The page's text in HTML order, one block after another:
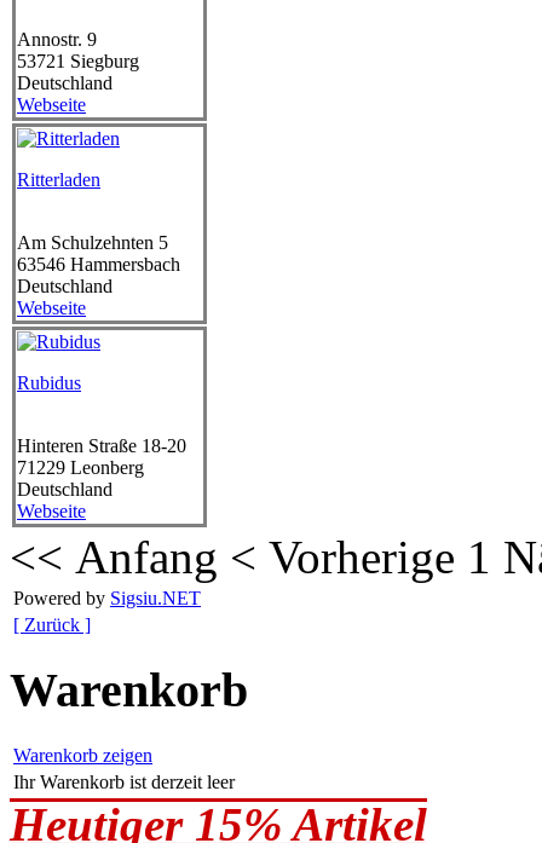
Annostr. 9
53721 Siegburg
Deutschland
Webseite
Ritterladen
Am Schulzehnten 5
63546 Hammersbach
Deutschland
Webseite
Rubidus
Hinteren Straße 18-20
71229 Leonberg
Deutschland
Webseite
<< Anfang < Vorherige 1
Powered by Sigsiu.NET
[ Zurück ]
Warenkorb
Warenkorb zeigen
Ihr Warenkorb ist derzeit leer
Heutiger 15% Artikel